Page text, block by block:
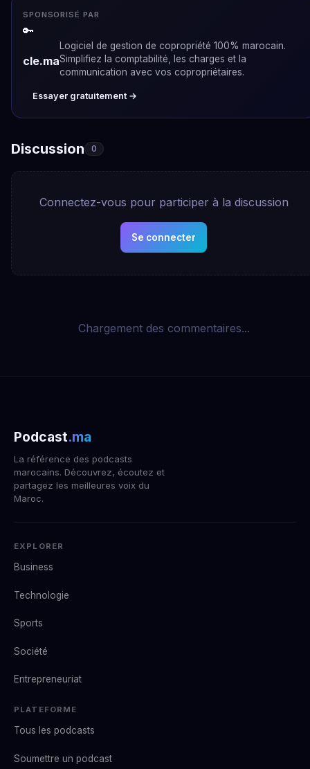
SPONSORISÉ PAR
🔑
cle.ma
Logiciel de gestion de copropriété 100% marocain.
Simplifiez la comptabilité, les charges et la
communication avec vos copropriétaires.
Essayer gratuitement →
Discussion 0
Connectez-vous pour participer à la discussion
Se connecter
Chargement des commentaires...
Podcast.ma
La référence des podcasts
marocains. Découvrez, écoutez et
partagez les meilleures voix du
Maroc.
EXPLORER
Business
Technologie
Sports
Société
Entrepreneuriat
PLATEFORME
Tous les podcasts
Soumettre un podcast